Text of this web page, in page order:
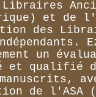
Libraires
et de
des
un
et qualifié
de l'ASA